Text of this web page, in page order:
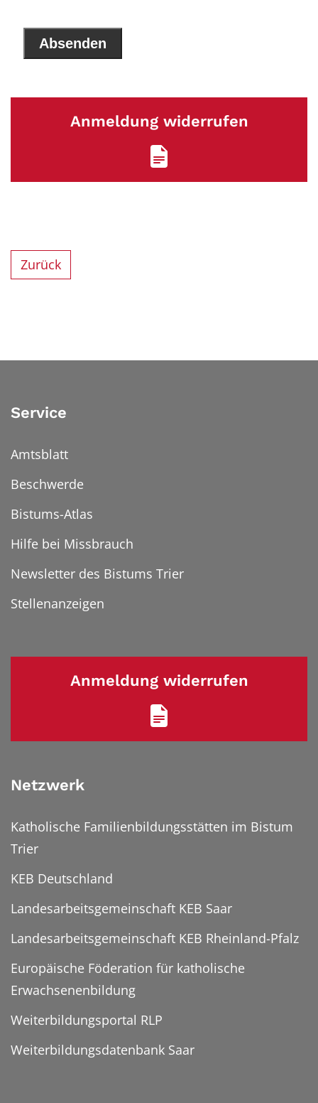
Anmeldung widerrufen
Zurück
Service
Amtsblatt
Beschwerde
Bistums-Atlas
Hilfe bei Missbrauch
Newsletter des Bistums Trier
Stellenanzeigen
Anmeldung widerrufen
Netzwerk
Katholische Familienbildungsstätten im Bistum
Trier
KEB Deutschland
Landesarbeitsgemeinschaft KEB Saar
Landesarbeitsgemeinschaft KEB Rheinland-Pfalz
Europäische Föderation für katholische
Erwachsenenbildung
Weiterbildungsportal RLP
Weiterbildungsdatenbank Saar